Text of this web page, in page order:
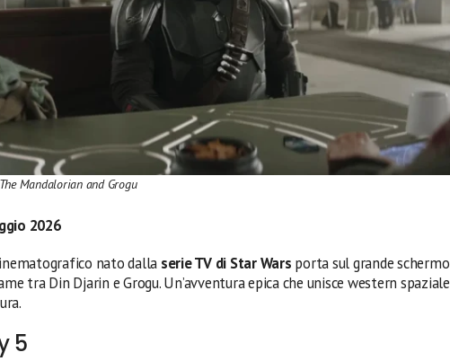
Mandalorian and Grogu
2026
nato dalla serie TV di Star Wars porta sul grande schermo
tra Din Djarin e Grogu. Un’avventura epica che unisce western spaziale
5